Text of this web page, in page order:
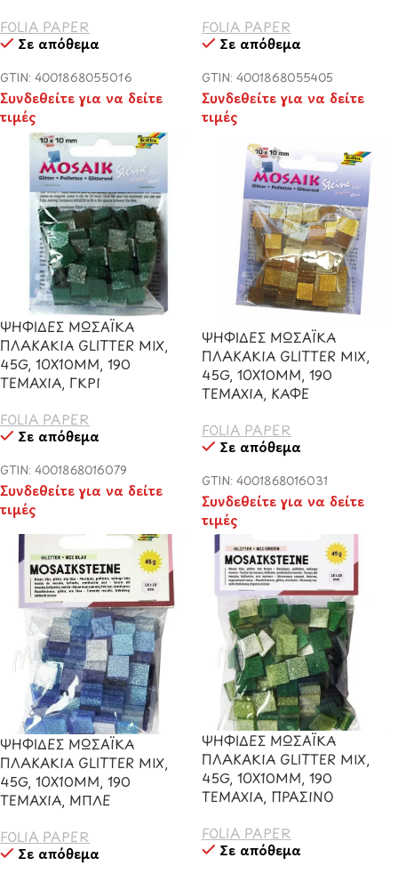
FOLIA PAPER
Σε απόθεμα
GTIN: 4001868055016
Συνδεθείτε για να δείτε
τιμές
FOLIA PAPER
Σε απόθεμα
GTIN: 4001868055405
Συνδεθείτε για να δείτε
τιμές
ΨΗΦΙΔΕΣ ΜΩΣΑΪΚΑ
ΠΛΑΚΑΚΙΑ GLITTER MIX,
45G, 10X10MM, 190
ΤΕΜΑΧΙΑ, ΓΚΡΙ
FOLIA PAPER
Σε απόθεμα
GTIN: 4001868016079
Συνδεθείτε για να δείτε
τιμές
ΨΗΦΙΔΕΣ ΜΩΣΑΪΚΑ
ΠΛΑΚΑΚΙΑ GLITTER MIX,
45G, 10X10MM, 190
ΤΕΜΑΧΙΑ, ΚΑΦΕ
FOLIA PAPER
Σε απόθεμα
GTIN: 4001868016031
Συνδεθείτε για να δείτε
τιμές
ΨΗΦΙΔΕΣ ΜΩΣΑΪΚΑ
ΠΛΑΚΑΚΙΑ GLITTER MIX,
45G, 10X10MM, 190
ΤΕΜΑΧΙΑ, ΜΠΛΕ
FOLIA PAPER
Σε απόθεμα
ΨΗΦΙΔΕΣ ΜΩΣΑΪΚΑ
ΠΛΑΚΑΚΙΑ GLITTER MIX,
45G, 10X10MM, 190
ΤΕΜΑΧΙΑ, ΠΡΑΣΙΝΟ
FOLIA PAPER
Σε απόθεμα